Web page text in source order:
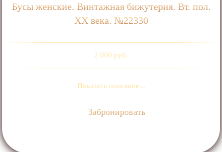
Бусы женские. Винтажная бижутерия. Вт. пол.
ХХ века. №22330
2 000 руб.
Показать описание...
Забронировать